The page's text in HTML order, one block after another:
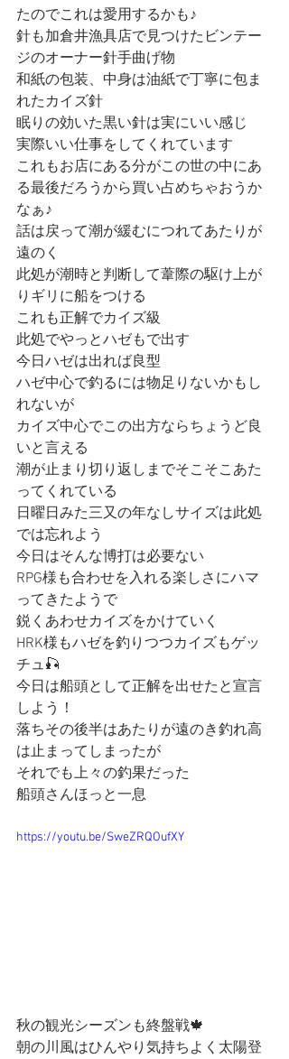
たのでこれは愛用するかも♪
針も加倉井漁具店で見つけたビンテー
ジのオーナー針手曲げ物
和紙の包装、中身は油紙で丁寧に包ま
れたカイズ針
眠りの効いた黒い針は実にいい感じ
実際いい仕事をしてくれています
これもお店にある分がこの世の中にあ
る最後だろうから買い占めちゃおうか
なぁ♪
話は戻って潮が緩むにつれてあたりが
遠のく
此処が潮時と判断して葦際の駆け上が
りギリに船をつける
これも正解でカイズ級
此処でやっとハゼもで出す
今日ハゼは出れば良型
ハゼ中心で釣るには物足りないかもし
れないが
カイズ中心でこの出方ならちょうど良
いと言える
潮が止まり切り返しまでそこそこあた
ってくれている
日曜日みた三又の年なしサイズは此処
では忘れよう
今日はそんな博打は必要ない
RPG様も合わせを入れる楽しさにハマ
ってきたようで
鋭くあわせカイズをかけていく
HRK様もハゼを釣りつつカイズもゲッ
チュ🎣
今日は船頭として正解を出せたと宣言
しよう！
落ちその後半はあたりが遠のき釣れ高
は止まってしまったが
それでも上々の釣果だった
船頭さんほっと一息
https://youtu.be/SweZRQOufXY
秋の観光シーズンも終盤戦🍁
朝の川風はひんやり気持ちよく太陽登